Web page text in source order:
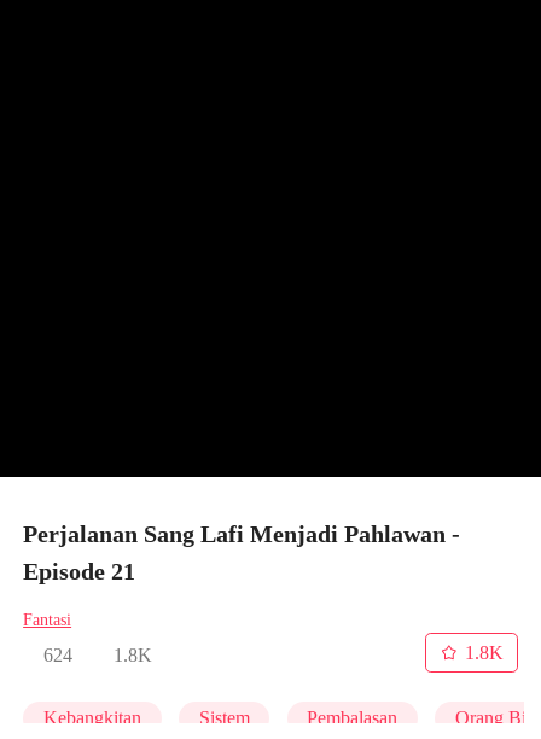
Perjalanan Sang Lafi Menjadi Pahlawan -
Episode 21
Fantasi
624 1.8K
1.8K
Kebangkitan Sistem Pembalasan Orang